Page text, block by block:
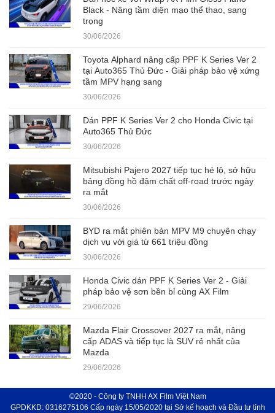
Black - Nâng tầm diện mạo thể thao, sang
trọng
30/06/2026
Toyota Alphard nâng cấp PPF K Series Ver 2
tại Auto365 Thủ Đức - Giải pháp bảo vệ xứng
tầm MPV hạng sang
30/06/2026
Dán PPF K Series Ver 2 cho Honda Civic tại
Auto365 Thủ Đức
30/06/2026
Mitsubishi Pajero 2027 tiếp tục hé lộ, sở hữu
bảng đồng hồ đậm chất off-road trước ngày
ra mắt
30/06/2026
BYD ra mắt phiên bản MPV M9 chuyên chạy
dịch vụ với giá từ 661 triệu đồng
30/06/2026
Honda Civic dán PPF K Series Ver 2 - Giải
pháp bảo vệ sơn bền bỉ cùng AX Film
29/06/2026
Mazda Flair Crossover 2027 ra mắt, nâng
cấp ADAS và tiếp tục là SUV rẻ nhất của
Mazda
29/06/2026
©2020 - Công ty TNHH AX Film Việt Nam
GPDKKD: 0316275106 Cấp ngày 15/05/2020 tại Sở kế hoạch và Đầu tư tỉnh